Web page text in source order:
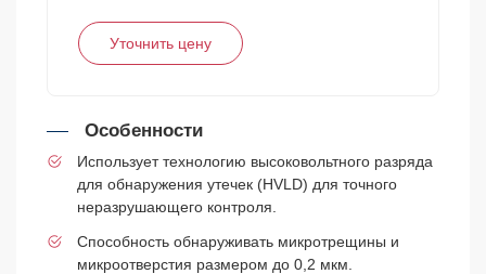
Уточнить цену
Особенности
Использует технологию высоковольтного разряда
для обнаружения утечек (HVLD) для точного
неразрушающего контроля.
Способность обнаруживать микротрещины и
микроотверстия размером до 0,2 мкм.